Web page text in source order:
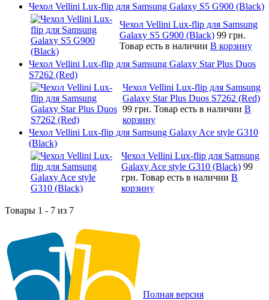
Чехол Vellini Lux-flip для Samsung Galaxy S5 G900 (Black)
Чехол Vellini Lux-flip для Samsung
Galaxy S5 G900 (Black) 99 грн.
Товар есть в наличии В корзину
Чехол Vellini Lux-flip для Samsung Galaxy Star Plus Duos
S7262 (Red)
Чехол Vellini Lux-flip для Samsung
Galaxy Star Plus Duos S7262 (Red)
99 грн. Товар есть в наличии В
корзину
Чехол Vellini Lux-flip для Samsung Galaxy Ace style G310
(Black)
Чехол Vellini Lux-flip для Samsung
Galaxy Ace style G310 (Black) 99
грн. Товар есть в наличии В
корзину
Товары 1 - 7 из 7
Полная версия